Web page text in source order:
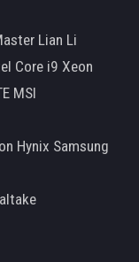
Lian Li
Core i9 Xeon
MSI
Hynix Samsung